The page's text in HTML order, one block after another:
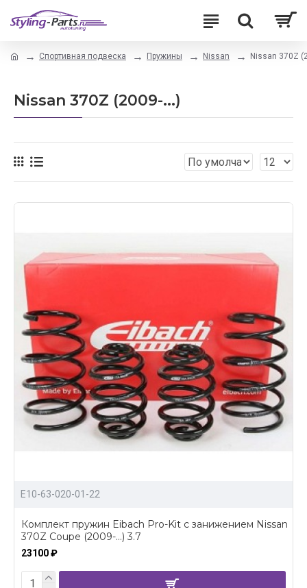
Спортивная подвеска Пружины Nissan Nissan 370Z
Nissan 370Z (2009-...)
E10-63-020-01-22
Комплект пружин Eibach Pro-Kit с занижением Nissan
370Z Coupe (2009-...) 3.7
23100 ₽